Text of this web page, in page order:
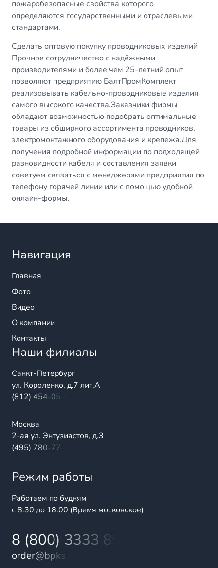
пожаробезопасные свойства которого
определяются государственными и отраслевыми
стандартами.
Сделать оптовую покупку проводниковых изделий
Прочное сотрудничество с надёжными
производителями и более чем 25-летний опыт
позволяют предприятию БалтПромКомплект
реализовывать кабельно-проводниковые изделия
самого высокого качества.Заказчики фирмы
обладают возможностью подобрать оптимальные
товары из обширного ассортимента проводников,
электромонтажного оборудования и крепежа.Для
получения подробной информации по подходящей
разновидности кабеля и составления заявки
советуем связаться с менеджерами предприятия по
телефону горячей линии или с помощью удобной
онлайн-формы.
Навигация
Главная
Фото
Видео
О компании
Контакты
Наши филиалы
Санкт-Петербург
ул. Короленко, д.7 лит.А
(812) 454-05-54
Москва
2-ая ул. Энтузиастов, д.3
(495) 780-77-98
Режим работы
Работаем по будням
с 8:30 до 18:00 (Время московское)
8 (800) 3333 899
order@bpks.ru